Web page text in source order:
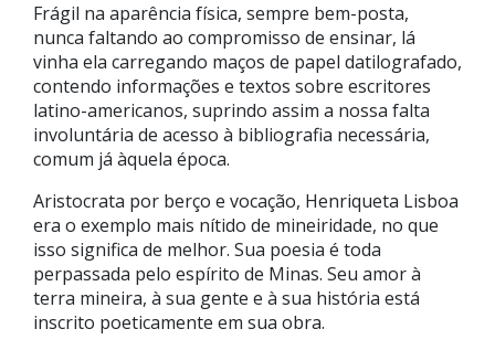
Frágil na aparência física, sempre bem-posta,
nunca faltando ao compromisso de ensinar, lá
vinha ela carregando maços de papel datilografado,
contendo informações e textos sobre escritores
latino-americanos, suprindo assim a nossa falta
involuntária de acesso à bibliografia necessária,
comum já àquela época.
Aristocrata por berço e vocação, Henriqueta Lisboa
era o exemplo mais nítido de mineiridade, no que
isso significa de melhor. Sua poesia é toda
perpassada pelo espírito de Minas. Seu amor à
terra mineira, à sua gente e à sua história está
inscrito poeticamente em sua obra.